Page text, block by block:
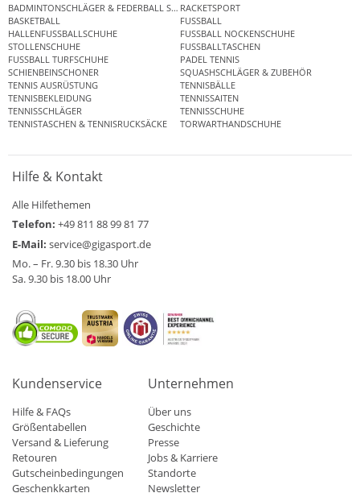
BADMINTONSCHLÄGER & FEDERBALL SETSRACKETSPORT
BASKETBALL
FUSSBALL
HALLENFUSSBALLSCHUHE
FUSSBALL NOCKENSCHUHE
STOLLENSCHUHE
FUSSBALLTASCHEN
FUSSBALL TURFSCHUHE
PADEL TENNIS
SCHIENBEINSCHONER
SQUASHSCHLÄGER & ZUBEHÖR
TENNIS AUSRÜSTUNG
TENNISBÄLLE
TENNISBEKLEIDUNG
TENNISSAITEN
TENNISSCHLÄGER
TENNISSCHUHE
TENNISTASCHEN & TENNISRUCKSÄCKE
TORWARTHANDSCHUHE
Hilfe & Kontakt
Alle Hilfethemen
Telefon: +49 811 88 99 81 77
E-Mail: service@gigasport.de
Mo. – Fr. 9.30 bis 18.30 Uhr
Sa. 9.30 bis 18.00 Uhr
Kundenservice
Hilfe & FAQs
Größentabellen
Versand & Lieferung
Retouren
Gutscheinbedingungen
Geschenkkarten
Unternehmen
Über uns
Geschichte
Presse
Jobs & Karriere
Standorte
Newsletter